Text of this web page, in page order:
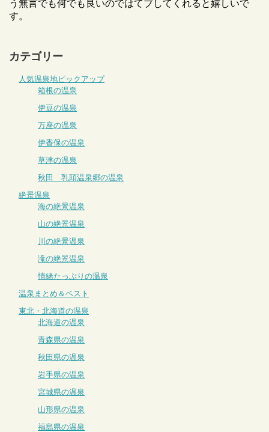
う無言でも何でも良いのではてブしてくれると嬉しいで
す。
カテゴリー
人気温泉地ピックアップ
箱根の温泉
伊豆の温泉
万座の温泉
伊香保の温泉
草津の温泉
秋田 乳頭温泉郷の温泉
絶景温泉
海の絶景温泉
山の絶景温泉
川の絶景温泉
滝の絶景温泉
情緒たっぷりの温泉
温泉まとめ＆ベスト
東北・北海道の温泉
北海道の温泉
青森県の温泉
秋田県の温泉
岩手県の温泉
宮城県の温泉
山形県の温泉
福島県の温泉